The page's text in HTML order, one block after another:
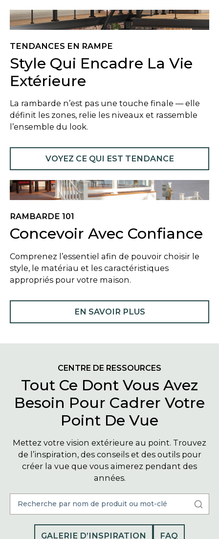
TENDANCES EN RAMPE
Style Qui Encadre La Vie
Extérieure
La rambarde n’est pas une touche finale — elle
définit les zones, relie les niveaux et rassemble
l’ensemble du look.
VOYEZ CE QUI EST TENDANCE
RAMBARDE 101
Concevoir Avec Confiance
Comprenez l’essentiel afin de pouvoir choisir le
style, le matériau et les caractéristiques
appropriés pour votre maison.
EN SAVOIR PLUS
CENTRE DE RESSOURCES
Tout Ce Dont Vous Avez
Besoin Pour Cadrer Votre
Point De Vue
Mettez votre vision extérieure au point. Trouvez
de l’inspiration, des conseils et des outils pour
créer la vue que vous aimerez pendant des
années.
GALERIE D’INSPIRATION FAQ